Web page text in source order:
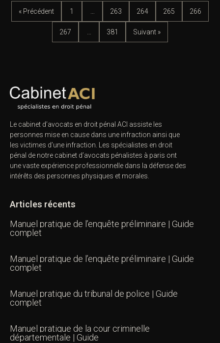
« Précédent 1 263 264 265 266
267 381 Suivant »
Le cabinet d’avocats en droit pénal ACI assiste les
personnes mise en cause dans une infraction ainsi que
les victimes d’une infraction. Les spécialistes en droit
pénal de notre cabinet d’avocats pénalistes à paris ont
une vaste expérience professionnelle dans la défense des
intérêts des personnes physiques et morales.
Articles récents
Manuel pratique de l’enquête préliminaire | Guide
complet
Manuel pratique de l’enquête préliminaire | Guide
complet
Manuel pratique du tribunal de police | Guide
complet
Manuel pratique de la cour criminelle
départementale | Guide